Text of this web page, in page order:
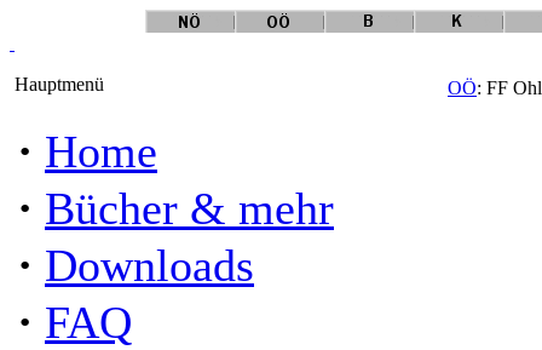
Hauptmenü
· Home
· Bücher & mehr
· Downloads
· FAQ
OÖ: FF